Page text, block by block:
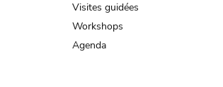
Visites guidées
Workshops
Agenda